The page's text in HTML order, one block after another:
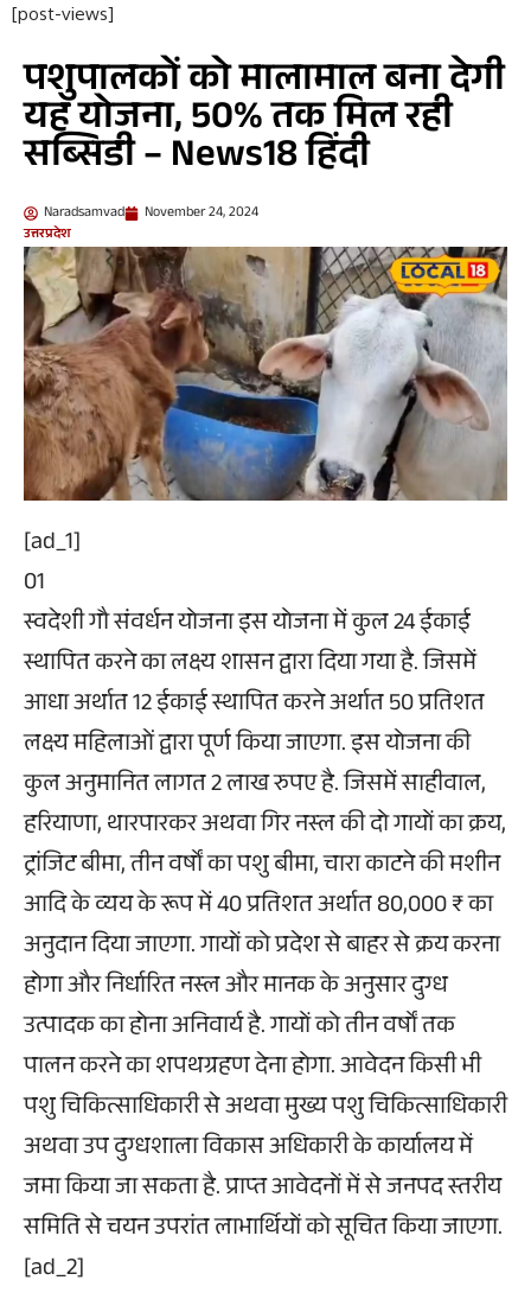
[post-views]
पशुपालकों को मालामाल बना देगी
यह योजना, 50% तक मिल रही
सब्सिडी – News18 हिंदी
Naradsamvad November 24, 2024
उत्तरप्रदेश
[ad_1]
01
स्वदेशी गौ संवर्धन योजना इस योजना में कुल 24 ईकाई
स्थापित करने का लक्ष्य शासन द्वारा दिया गया है. जिसमें
आधा अर्थात 12 ईकाई स्थापित करने अर्थात 50 प्रतिशत
लक्ष्य महिलाओं द्वारा पूर्ण किया जाएगा. इस योजना की
कुल अनुमानित लागत 2 लाख रुपए है. जिसमें साहीवाल,
हरियाणा, थारपारकर अथवा गिर नस्ल की दो गायों का क्रय,
ट्रांजिट बीमा, तीन वर्षों का पशु बीमा, चारा काटने की मशीन
आदि के व्यय के रूप में 40 प्रतिशत अर्थात 80,000 ₹ का
अनुदान दिया जाएगा. गायों को प्रदेश से बाहर से क्रय करना
होगा और निर्धारित नस्ल और मानक के अनुसार दुग्ध
उत्पादक का होना अनिवार्य है. गायों को तीन वर्षों तक
पालन करने का शपथग्रहण देना होगा. आवेदन किसी भी
पशु चिकित्साधिकारी से अथवा मुख्य पशु चिकित्साधिकारी
अथवा उप दुग्धशाला विकास अधिकारी के कार्यालय में
जमा किया जा सकता है. प्राप्त आवेदनों में से जनपद स्तरीय
समिति से चयन उपरांत लाभार्थियों को सूचित किया जाएगा.
[ad_2]